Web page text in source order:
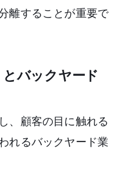
離することが重要で
バックヤード
、顧客の目に触れる
れるバックヤード業